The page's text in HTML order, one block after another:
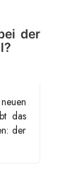
der
das
der